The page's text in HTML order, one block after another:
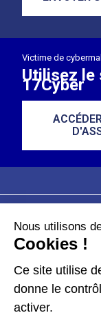
Victime de
Utilisez le
17Cyber
Plan du site
Données
Gérer les
Nous utilisons
Cookies !
Ce site utilise
donne le
activer.